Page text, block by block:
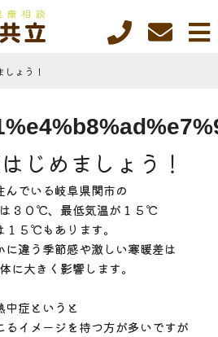
ょう！
じめましょう！
んでいる岐阜県関市の
３０℃、最低気温が１５℃
１５℃もあります。
に違う季節感や激しい寒暖差は
に大きく影響します。
中症というと
るイメージを持つ方が多いですが